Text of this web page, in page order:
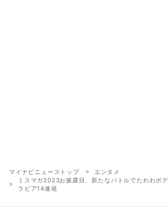
マイナビニューストップ
エンタメ
ミスマガ2023お披露目、新たなバトルでたわわボ
ラビア14連発